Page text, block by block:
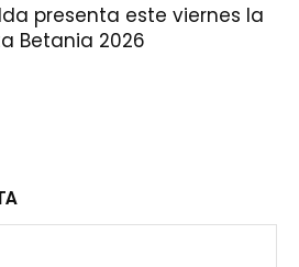
presenta este viernes la
Betania 2026